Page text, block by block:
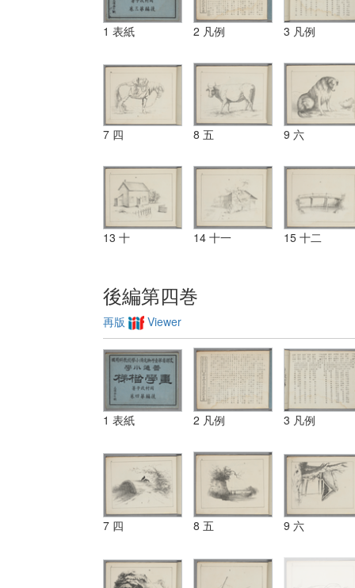
1 表紙 2 凡例 3 凡例
7 四 8 五 9 六
13 十 14 十一 15 十二
後編第四巻
再版 Viewer
1 表紙 2 凡例 3 凡例
7 四 8 五 9 六